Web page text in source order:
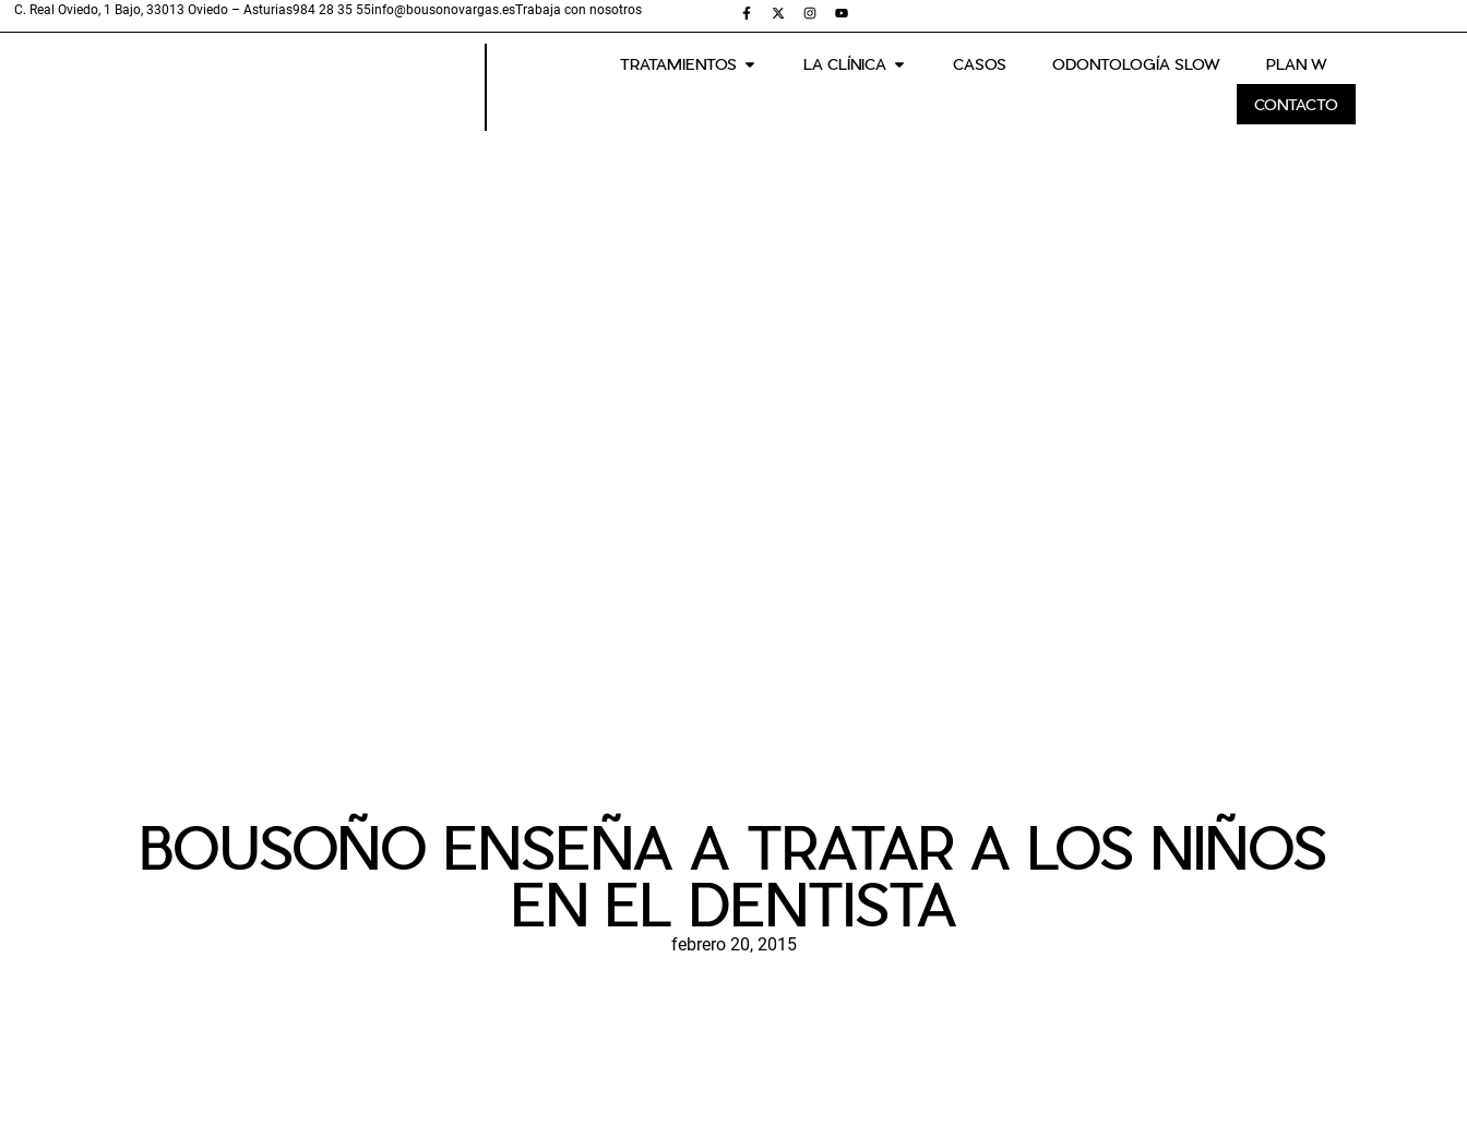
C. Real Oviedo, 1 Bajo, 33013 Oviedo – Asturias984 28 35 55info@bousonovargas.esTrabaja con nosotros
TRATAMIENTOS LA CLÍNICA CASOS ODONTOLOGÍA SLOW PLAN W
CONTACTO
BOUSOÑO ENSEÑA A TRATAR A LOS NIÑOS
EN EL DENTISTA
febrero 20, 2015